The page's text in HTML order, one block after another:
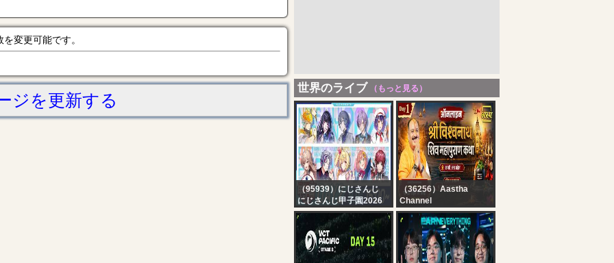
変更可能です。
ジを更新する
世界のライブ （もっと見る）
（95939）にじさんじ
にじさんじ甲子園2026
本戦 Day2【 #にじ甲
2026_Day2 】
（36256）Aastha
Channel
Day-01| श्री विश्वनाथ शिव
महापुराण कथा | पूज्य पंडित
प्रदीप जी मिश्रा |वाराणसी,उत्तर
प्रदेश #mahadev